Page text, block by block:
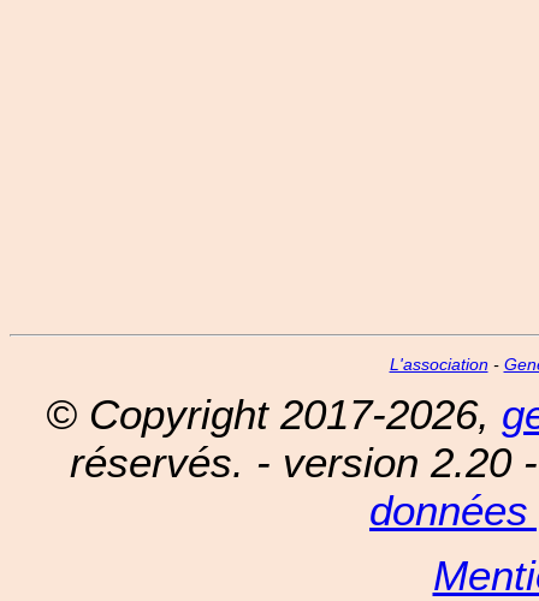
L'association-
© Copyright 2017-2026,
réservés. - version 2.20